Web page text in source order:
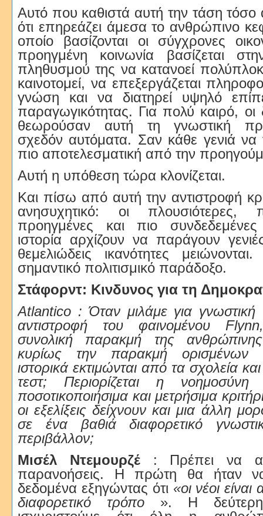
Αυτό που καθιστά αυτή την τάση τόσο
ότι επηρεάζει άμεσα το ανθρώπινο
οποίο βασίζονται οι σύγχρονες
προηγμένη κοινωνία βασίζεται
πληθυσμού της να κατανοεί
καινοτομεί, να επεξεργάζεται
γνώση και να διατηρεί υψηλό
παραγωγικότητας. Για πολύ καιρό, οι
θεωρούσαν αυτή τη γνωστική
σχεδόν αυτόματα. Σαν κάθε γενιά να
πιο αποτελεσματική από την
Αυτή η υπόθεση τώρα κλονίζεται.
Και πίσω από αυτή την αντιστροφή
ανησυχητικό: οι πλουσιότερες,
προηγμένες και πιο συνδεδεμένες
ιστορία αρχίζουν να παράγουν
θεμελιώδεις ικανότητες
σημαντικό πολιτισμικό παράδοξο.
Στάφορντ: Κινδυνος για τη
Atlantico : Όταν μιλάμε για
αντιστροφή του φαινομένου
συνολική παρακμή της
κυρίως την παρακμή ορισμένων
ιστορικά εκτιμώνται από τα σχολεία
τεστ; Περιορίζεται η
ποσοτικοποιήσιμα και μετρήσιμα
οι εξελίξεις δείχνουν και μια άλλη
σε ένα βαθιά διαφορετικό
περιβάλλον;
Μισέλ Ντεμουρζέ: Πρέπει να
παρανοήσεις. Η πρώτη θα ήταν
δεδομένα εξηγώντας ότι «οι νέοι
διαφορετικό τρόπο ». Η